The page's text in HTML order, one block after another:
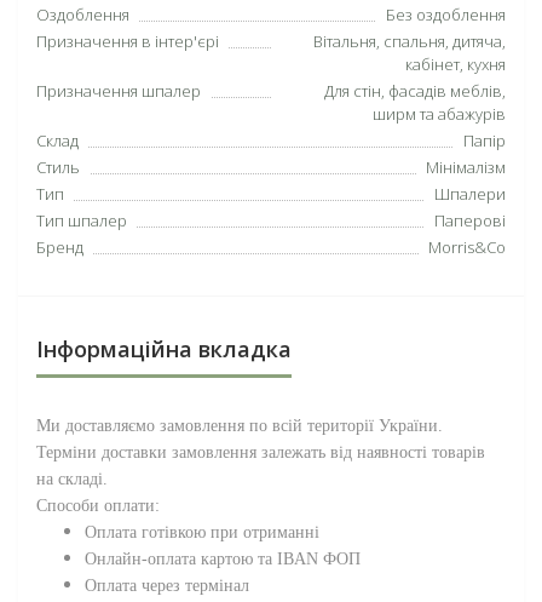
Оздоблення
Без оздоблення
Призначення в інтер'єрі
Вітальня, спальня, дитяча,
кабінет, кухня
Призначення шпалер
Для стін, фасадів меблів,
ширм та абажурів
Склад
Папір
Стиль
Мінімалізм
Тип
Шпалери
Тип шпалер
Паперові
Бренд
Morris&Co
Інформаційна вкладка
Ми доставляємо замовлення по всій території України.
Терміни доставки замовлення залежать від наявності товарів
на складі.
Способи оплати:
Оплата готівкою при отриманні
Онлайн-оплата картою та IBAN ФОП
Оплата через термінал